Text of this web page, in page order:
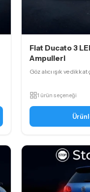
Fiat Ducato 3
Ampulleri
Göz alıcı ışık ve
1 ürün seçeneği